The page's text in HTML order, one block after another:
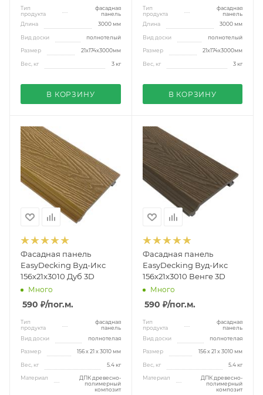
Тип
продукта
фасадная
панель
Длина
3000 мм
Вид доски полнотелый
Размер 21x174x3000мм
Вес, кг 3 кг
В КОРЗИНУ
Тип
продукта
фасадная
панель
Длина
3000 мм
Вид доски полнотелый
Размер 21x174x3000мм
Вес, кг 3 кг
В КОРЗИНУ
Фасадная панель
EasyDecking Вуд-Икс
156х21х3010 Дуб 3D
Много
590 ₽/пог.м.
Тип
продукта
фасадная
панель
Вид доски
полнотелая
Размер 156 х 21 x 3010 мм
Вес, кг 5.4 кг
Материал
ДПК древесно-
полимерный
композит
Фасадная панель
EasyDecking Вуд-Икс
156х21х3010 Венге 3D
Много
590 ₽/пог.м.
Тип
продукта
фасадная
панель
Вид доски
полнотелая
Размер 156 х 21 x 3010 мм
Вес, кг 5.4 кг
Материал
ДПК древесно-
полимерный
композит